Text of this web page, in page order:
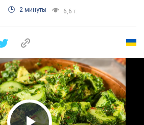
2 минуты 6,6 т.